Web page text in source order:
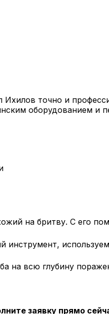
точно и
оборудованием и
на бритву. С его
на всю глубину
заявку прямо